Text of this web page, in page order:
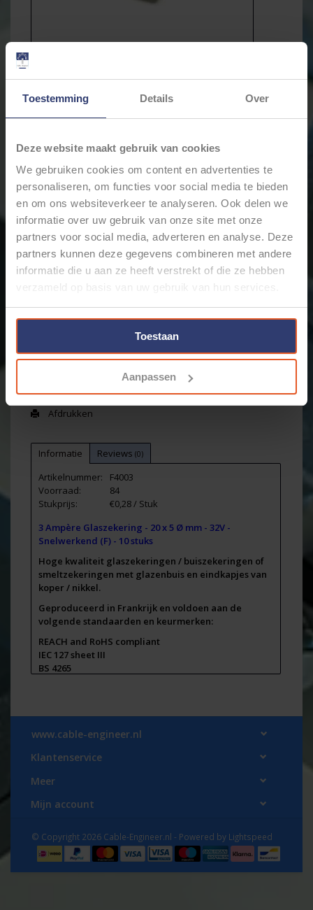
Toestemming Details Over
Deze website maakt gebruik van cookies
We gebruiken cookies om content en advertenties te
personaliseren, om functies voor social media te bieden
en om ons websiteverkeer te analyseren. Ook delen we
informatie over uw gebruik van onze site met onze
partners voor social media, adverteren en analyse. Deze
partners kunnen deze gegevens combineren met andere
informatie die u aan ze heeft verstrekt of die ze hebben
verzameld op basis van uw gebruik van hun services.
Toestaan
Aanpassen
€2,83Incl. btw
* Stukprijs: €0,28 / Stuk
Levertijd: Bestellingen op ma. t/m vrij. voor 17:00 worden
dezelfde dag verstuurd.
Merk: iMaXX
-
Aan verlanglijst toevoegen
Toevoegen om te vergelijken
Afdrukken
Informatie Reviews (0)
Artikelnummer:
F4003
Voorraad:
84
Stukprijs:
€0,28 / Stuk
3 Ampère Glaszekering - 20 x 5 Ø mm - 32V -
Snelwerkend (F) - 10 stuks
Hoge kwaliteit glaszekeringen / buiszekeringen of
smeltzekeringen met glazenbuis en eindkapjes van
koper / nikkel.
Geproduceerd in Frankrijk en voldoen aan de
volgende standaarden en keurmerken:
REACH and RoHS compliant
IEC 127 sheet III
BS 4265
Cable-Engineer.nl
www.cable-engineer.nl
Klantenservice
Meer
Mijn account
© Copyright 2026 Cable-Engineer.nl - Powered by Lightspeed